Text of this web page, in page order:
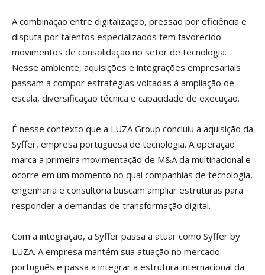
A combinação entre digitalização, pressão por eficiência e
disputa por talentos especializados tem favorecido
movimentos de consolidação no setor de tecnologia.
Nesse ambiente, aquisições e integrações empresariais
passam a compor estratégias voltadas à ampliação de
escala, diversificação técnica e capacidade de execução.
É nesse contexto que a LUZA Group concluiu a aquisição da
Syffer, empresa portuguesa de tecnologia. A operação
marca a primeira movimentação de M&A da multinacional e
ocorre em um momento no qual companhias de tecnologia,
engenharia e consultoria buscam ampliar estruturas para
responder a demandas de transformação digital.
Com a integração, a Syffer passa a atuar como Syffer by
LUZA. A empresa mantém sua atuação no mercado
português e passa a integrar a estrutura internacional da